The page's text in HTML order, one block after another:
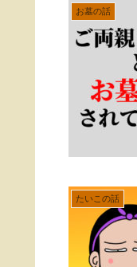
お墓の話
たいこの話